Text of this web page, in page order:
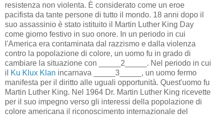
resistenza non violenta. È considerato come un eroe
pacifista da tante persone di tutto il mondo. 18 anni dopo il
suo assassinio è stato istituito il Martin Luther King Day
come giorno festivo in suo onore. In un periodo in cui
l'America era contaminata dal razzismo e dalla violenza
contro la popolazione di colore, un uomo fu in grado di
cambiare la situazione con _____2_____. Nel periodo in cui
il
Ku Klux Klan incarnava _____3_____, un uomo fermo
manifesta per il diritto alle uguali opportunità. Quest'uomo fu
Martin Luther King. Nel 1964 Dr. Martin Luther King ricevette
per il suo impegno verso gli interessi della popolazione di
colore americana il riconoscimento internazionale del